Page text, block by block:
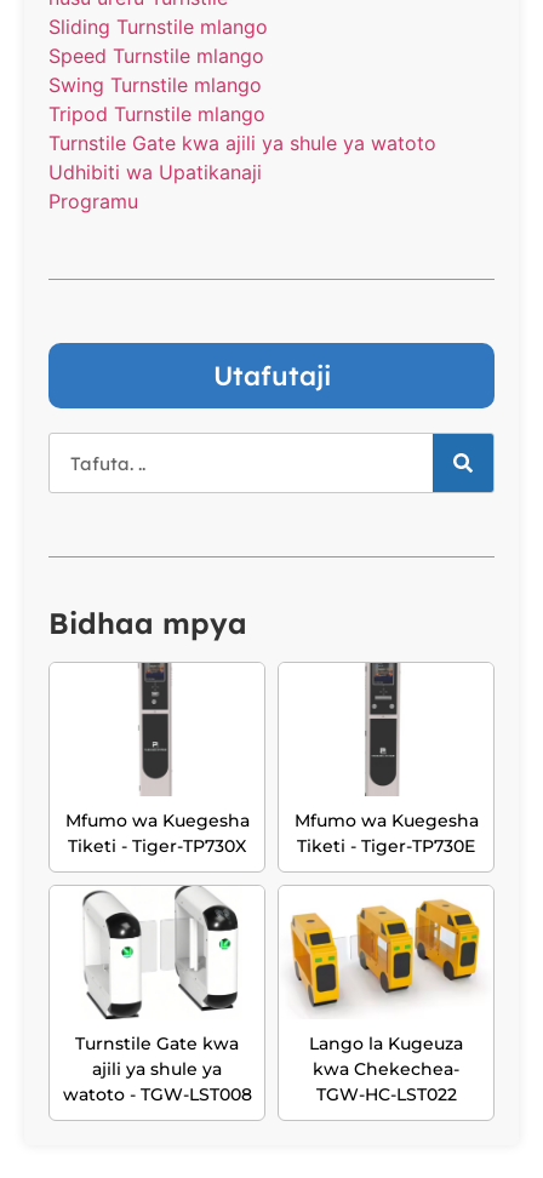
Sliding Turnstile mlango
Speed Turnstile mlango
Swing Turnstile mlango
Tripod Turnstile mlango
Turnstile Gate kwa ajili ya shule ya watoto
Udhibiti wa Upatikanaji
Programu
Utafutaji
Bidhaa mpya
Mfumo wa Kuegesha
Tiketi - Tiger-TP730X
Mfumo wa Kuegesha
Tiketi - Tiger-TP730E
Turnstile Gate kwa
ajili ya shule ya
watoto - TGW-LST008
Lango la Kugeuza
kwa Chekechea-
TGW-HC-LST022